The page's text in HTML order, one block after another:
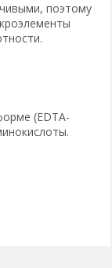
поэтому
(EDTA-